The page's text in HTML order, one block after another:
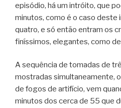
episódio, há um intróito, que
minutos, como é o caso deste
quatro, e só então entram os
finíssimos, elegantes, como
A sequência de tomadas de
mostradas simultaneamente,
de fogos de artifício, vem
minutos dos cerca de 55 que